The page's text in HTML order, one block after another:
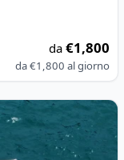
da€1,800
da€1,800 al giorno